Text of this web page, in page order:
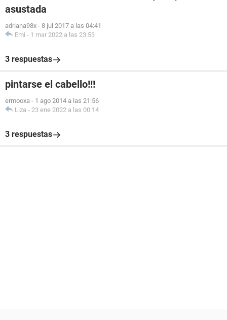
asustada
adriana98x - 8 jul 2017 a las 04:41
Emi - 1 mar 2022 a las 23:53
3 respuestas
pintarse el cabello!!!
ermooxa - 1 ago 2014 a las 21:56
Liza - 23 ene 2022 a las 00:14
3 respuestas